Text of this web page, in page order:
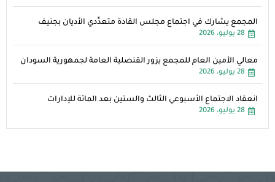
المجمع يشارك في اجتماع مجلس القادة متعدِّدي الأديان بجنيف
28 يوليو، 2026
معالي الأمين العام للمجمع يزور القنصلية العامة لجمهورية السودان
28 يوليو، 2026
انعقاد الاجتماع الأسبوعي الثالث والستين بعد المائة للإدارات
28 يوليو، 2026